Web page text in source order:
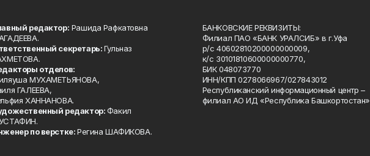
редактор: Рашида Рафкатовна
секретарь:Гульназ
отделов:
МУХАМЕТЬЯНОВА,
ГАЛЕЕВА,
ХАННАНОВА.
редактор:Факил
по верстке:Регина ШАФИКОВА.
БАНКОВСКИЕ РЕКВИЗИТЫ:
Филиал ПАО «БАНК УРАЛСИБ» в г.Уфа
р/с 40602810200000000009,
к/с 30101810600000000770,
БИК 048073770
ИНН/КПП 0278066967/027843012
Республиканский информационный центр –
филиал АО ИД «Республика Башкортостан»